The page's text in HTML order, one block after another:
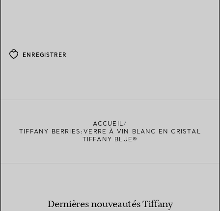
ENREGISTRER
ACCUEIL
TIFFANY BERRIES:VERRE À VIN BLANC EN CRISTAL
TIFFANY BLUE®
Dernières nouveautés Tiffany